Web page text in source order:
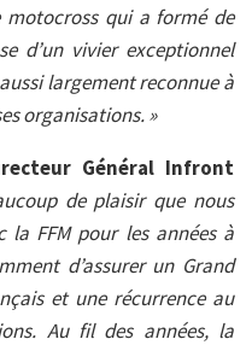
motocross qui a formé de
d’un vivier exceptionnel
largement reconnue à
organisations. »
Général Infront
de plaisir que nous
FFM pour les années à
d’assurer un Grand
et une récurrence au
Au fil des années, la